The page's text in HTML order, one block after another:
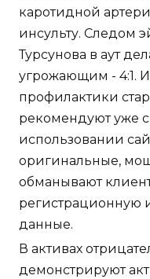
каротидной
инсульту. Следом
Турсунова в аут
угрожающим - 4:1.
профилактики
рекомендуют уже с
использовании
оригинальные,
обманывают
данные.
В активах
демонстрируют